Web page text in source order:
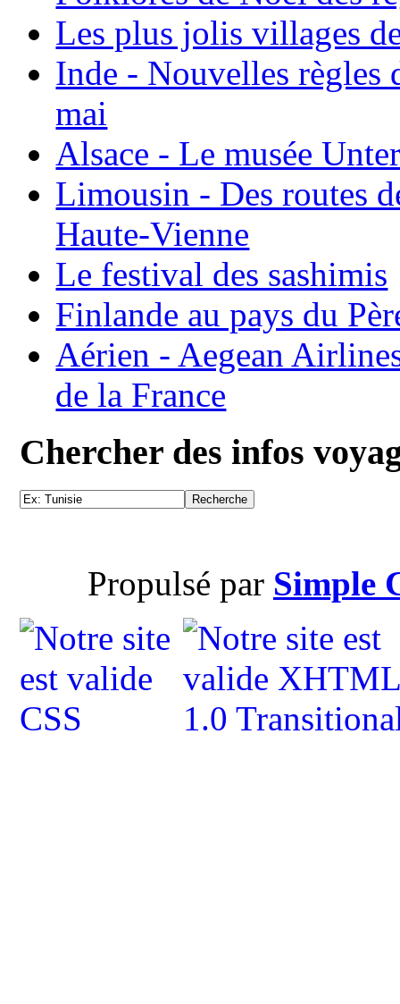
Les plus jolis villages
Inde - Nouvelles règles
mai
Alsace - Le musée
Limousin - Des routes
Haute-Vienne
Le festival des sashimis
Finlande au pays du
Aérien - Aegean
de la France
Chercher des infos
Propulsé par Simple